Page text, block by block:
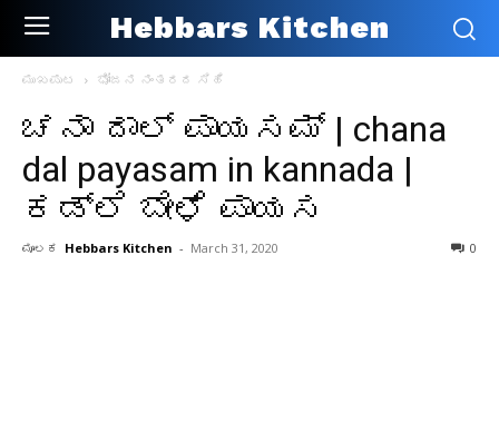
Hebbars Kitchen
ಮುಖಪುಟ ಭೋಜನ ನಂತರದ ಸಿಹಿ
ಚನಾ ದಾಲ್ ಪಾಯಸಮ್ | chana
dal payasam in kannada |
ಕಡ್ಲೆ ಬೇಳೆ ಪಾಯಸ
ಮೂಲಕ Hebbars Kitchen - March 31, 2020 0